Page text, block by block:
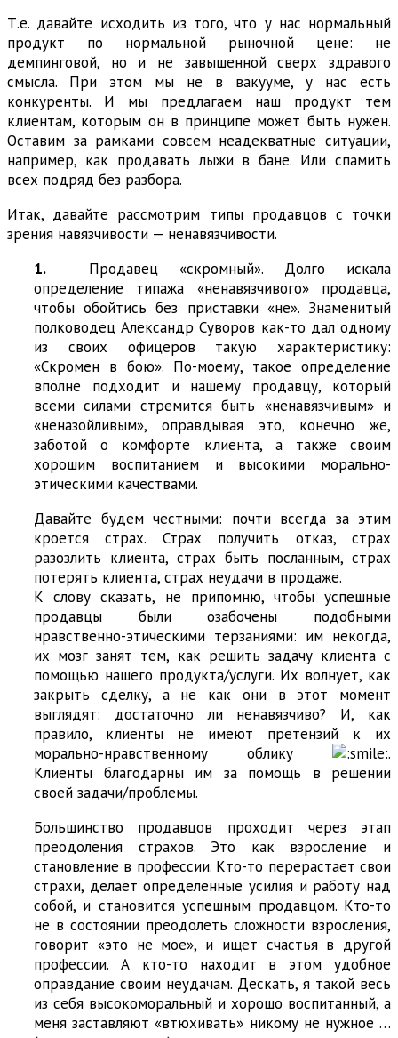
Т.е. давайте исходить из того, что у нас нормальный
продукт по нормальной рыночной цене: не
демпинговой, но и не завышенной сверх здравого
смысла. При этом мы не в вакууме, у нас есть
конкуренты. И мы предлагаем наш продукт тем
клиентам, которым он в принципе может быть нужен.
Оставим за рамками совсем неадекватные ситуации,
например, как продавать лыжи в бане. Или спамить
всех подряд без разбора.
Итак, давайте рассмотрим типы продавцов с точки
зрения навязчивости — ненавязчивости.
1. Продавец «скромный». Долго искала
определение типажа «ненавязчивого» продавца,
чтобы обойтись без приставки «не». Знаменитый
полководец Александр Суворов как-то дал одному
из своих офицеров такую характеристику:
«Скромен в бою». По-моему, такое определение
вполне подходит и нашему продавцу, который
всеми силами стремится быть «ненавязчивым» и
«неназойливым», оправдывая это, конечно же,
заботой о комфорте клиента, а также своим
хорошим воспитанием и высокими морально-
этическими качествами.
Давайте будем честными: почти всегда за этим
кроется страх. Страх получить отказ, страх
разозлить клиента, страх быть посланным, страх
потерять клиента, страх неудачи в продаже.
К слову сказать, не припомню, чтобы успешные
продавцы были озабочены подобными
нравственно-этическими терзаниями: им некогда,
их мозг занят тем, как решить задачу клиента с
помощью нашего продукта/услуги. Их волнует, как
закрыть сделку, а не как они в этот момент
выглядят: достаточно ли ненавязчиво? И, как
правило, клиенты не имеют претензий к их
морально-нравственному облику
.
Клиенты благодарны им за помощь в решении
своей задачи/проблемы.
Большинство продавцов проходит через этап
преодоления страхов. Это как взросление и
становление в профессии. Кто-то перерастает свои
страхи, делает определенные усилия и работу над
собой, и становится успешным продавцом. Кто-то
не в состоянии преодолеть сложности взросления,
говорит «это не мое», и ищет счастья в другой
профессии. А кто-то находит в этом удобное
оправдание своим неудачам. Дескать, я такой весь
из себя высокоморальный и хорошо воспитанный, а
меня заставляют «втюхивать» никому не нужное …